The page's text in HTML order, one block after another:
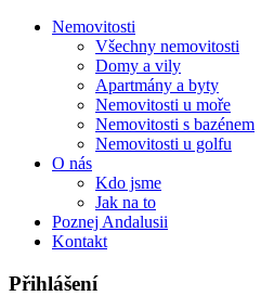
Nemovitosti
Všechny nemovitosti
Domy a vily
Apartmány a byty
Nemovitosti u moře
Nemovitosti s bazénem
Nemovitosti u golfu
O nás
Kdo jsme
Jak na to
Poznej Andalusii
Kontakt
Přihlášení